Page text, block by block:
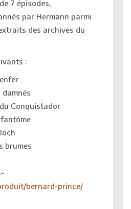
7 épisodes,
par Hermann parmi
des archives du
:
Conquistador
brumes
bernard-prince/